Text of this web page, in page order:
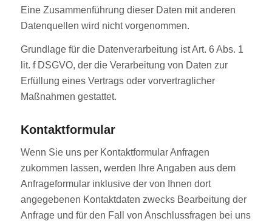
Eine Zusammenführung dieser Daten mit anderen
Datenquellen wird nicht vorgenommen.
Grundlage für die Datenverarbeitung ist Art. 6 Abs. 1
lit. f DSGVO, der die Verarbeitung von Daten zur
Erfüllung eines Vertrags oder vorvertraglicher
Maßnahmen gestattet.
Kontaktformular
Wenn Sie uns per Kontaktformular Anfragen
zukommen lassen, werden Ihre Angaben aus dem
Anfrageformular inklusive der von Ihnen dort
angegebenen Kontaktdaten zwecks Bearbeitung der
Anfrage und für den Fall von Anschlussfragen bei uns